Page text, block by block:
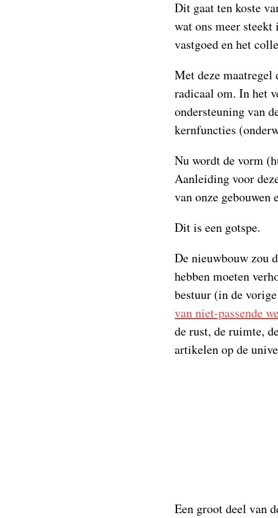
Dit gaat ten koste
wat ons meer
vastgoed en het
Met deze
radicaal om. In het
ondersteuning van
kernfuncties
Nu wordt de vorm
Aanleiding voor
van onze gebouwen
Dit is een gotspe.
De nieuwbouw zou
hebben moeten
bestuur (in de
van niet-passende
de rust, de ruimte,
artikelen op de
Een groot deel van